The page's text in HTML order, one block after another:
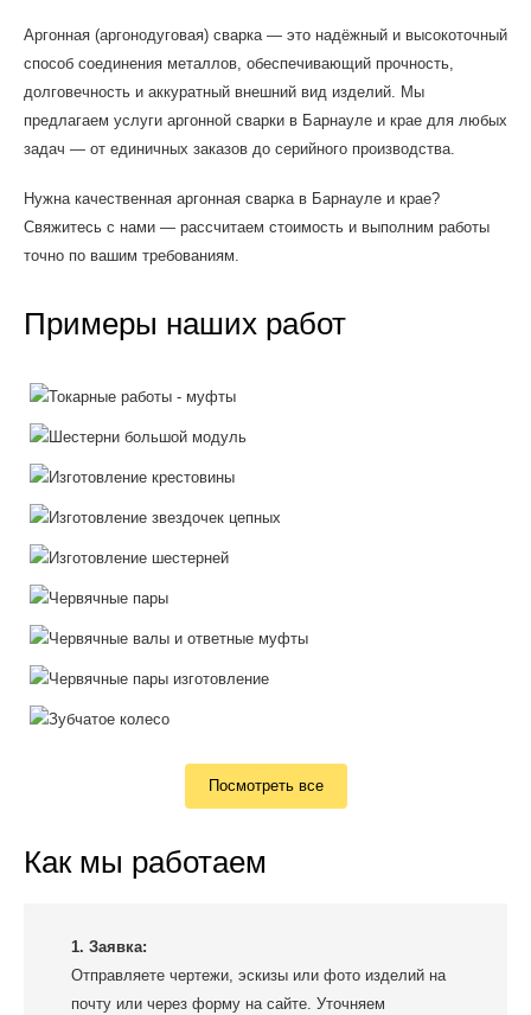
Аргонная (аргонодуговая) сварка — это надёжный и высокоточный
способ соединения металлов, обеспечивающий прочность,
долговечность и аккуратный внешний вид изделий. Мы
предлагаем услуги аргонной сварки в Барнауле и крае для любых
задач — от единичных заказов до серийного производства.
Нужна качественная аргонная сварка в Барнауле и крае?
Свяжитесь с нами — рассчитаем стоимость и выполним работы
точно по вашим требованиям.
Примеры наших работ
Посмотреть все
Как мы работаем
1. Заявка:
Отправляете чертежи, эскизы или фото изделий на
почту или через форму на сайте. Уточняем